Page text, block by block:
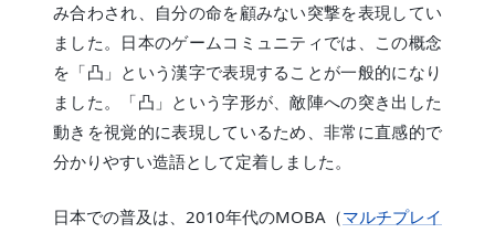
み合わされ、自分の命を顧みない突撃を表現してい
ました。日本のゲームコミュニティでは、この概念
を「凸」という漢字で表現することが一般的になり
ました。「凸」という字形が、敵陣への突き出した
動きを視覚的に表現しているため、非常に直感的で
分かりやすい造語として定着しました。
日本での普及は、2010年代のMOBA（マルチプレイ